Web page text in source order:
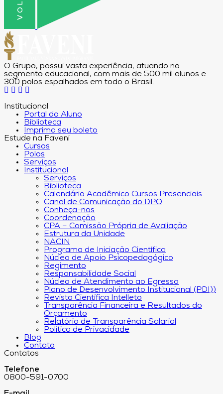
O Grupo, possui vasta experiência, atuando no
segmento educacional, com mais de 500 mil alunos e
300 polos espalhados em todo o Brasil.
Institucional
Portal do Aluno
Biblioteca
Imprima seu boleto
Estude na Faveni
Cursos
Polos
Serviços
Institucional
Serviços
Biblioteca
Calendário Acadêmico Cursos Presenciais
Canal de Comunicação do DPO
Conheça-nos
Coordenação
CPA – Comissão Própria de Avaliação
Estrutura da Unidade
NACIN
Programa de Iniciação Científica
Núcleo de Apoio Psicopedagógico
Regimento
Responsabilidade Social
Núcleo de Atendimento ao Egresso
Plano de Desenvolvimento Institucional (PDI))
Revista Científica Intelleto
Transparência Financeira e Resultados do
Orçamento
Relatório de Transparência Salarial
Política de Privacidade
Blog
Contato
Contatos
Telefone
0800-591-0700